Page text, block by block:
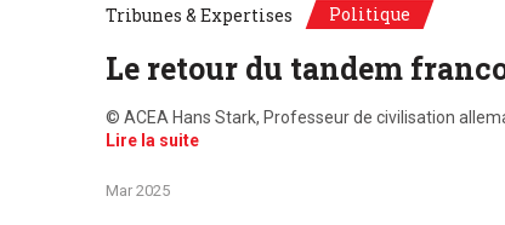
Tribunes & Expertises Politique
Le retour du tandem
© ACEA Hans Stark, Professeur de civilisation
Lire la suite
Mar 2025